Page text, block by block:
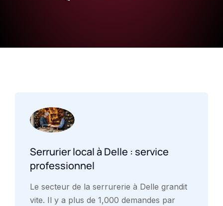
Serrurier local à Delle : service
professionnel
Le secteur de la serrurerie à Delle grandit
vite. Il y a plus de 1,000 demandes par